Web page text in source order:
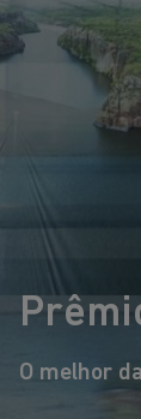
O melhor